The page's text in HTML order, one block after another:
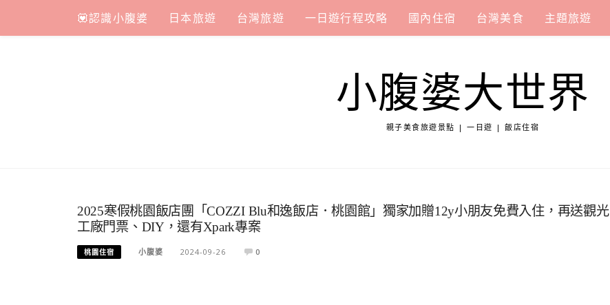
content
💟認識小腹婆 日本旅遊 台灣旅遊 一日遊行程攻略 國內住宿 台灣美食 主題旅遊
小腹婆大世界
親子美食旅遊景點 | 一日遊 | 飯店住宿
2025寒假桃園飯店團「COZZI Blu和逸飯店．桃園館」獨家加贈12y小朋友免費入住，再送觀光
工廠門票、DIY，還有Xpark專案
桃園住宿 小腹婆 2024-09-26 0